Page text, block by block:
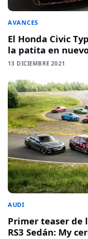
AVANCES
El Honda Civic
la patita en
13 DICIEMBRE 2021
AUDI
Primer teaser de
RS3 Sedán: My